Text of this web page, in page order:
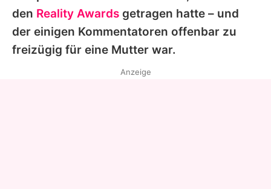
den Reality Awards getragen hatte – und
der einigen Kommentatoren offenbar zu
freizügig für eine Mutter war.
Anzeige